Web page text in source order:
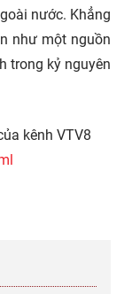
nước. Khẳng
như một nguồn
trong kỷ nguyên
kênh VTV8